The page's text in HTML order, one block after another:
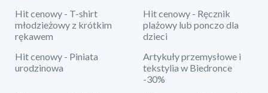
Hit cenowy - T-shirt
młodzieżowy z krótkim
rękawem
Hit cenowy - Ręcznik
plażowy lub ponczo dla
dzieci
Hit cenowy - Piniata
urodzinowa
Artykuły przemysłowe i
tekstylia w Biedronce
-30%